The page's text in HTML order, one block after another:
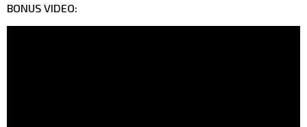
BONUS VIDEO: